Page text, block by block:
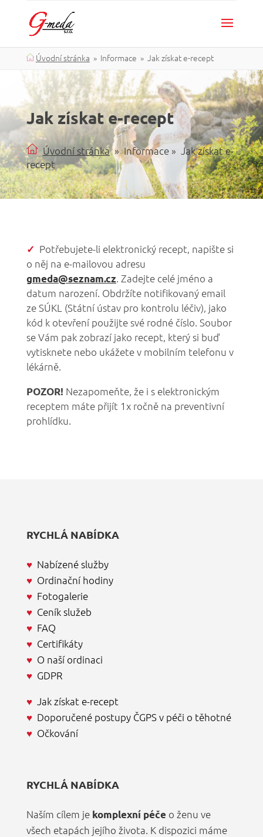
Úvodní stránka » Informace » Jak získat e-recept
Jak získat e-recept
Úvodní stránka » Informace » Jak získat e-
recept
✓ Potřebujete-li elektronický recept, napište si
o něj na e-mailovou adresu
gmeda@seznam.cz. Zadejte celé jméno a
datum narození. Obdržíte notifikovaný email
ze SÚKL (Státní ústav pro kontrolu léčiv), jako
kód k otevření použijte své rodné číslo. Soubor
se Vám pak zobrazí jako recept, který si buď
vytisknete nebo ukážete v mobilním telefonu v
lékárně.
POZOR! Nezapomeňte, že i s elektronickým
receptem máte přijít 1x ročně na preventivní
prohlídku.
RYCHLÁ NABÍDKA
♥ Nabízené služby
♥ Ordinační hodiny
♥ Fotogalerie
♥ Ceník služeb
♥ FAQ
♥ Certifikáty
♥ O naší ordinaci
♥ GDPR
♥ Jak získat e-recept
♥ Doporučené postupy ČGPS v péči o těhotné
♥ Očkování
RYCHLÁ NABÍDKA
Naším cílem je komplexní péčeo ženu ve
všech etapách jejího života. K dispozici máme